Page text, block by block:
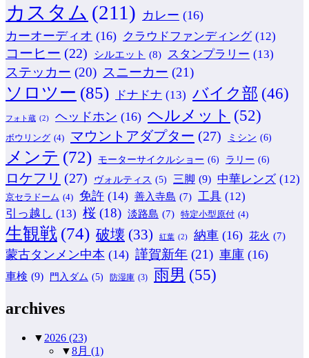
カスタム (211) カレー (16)
カーオーディオ (16) クラウドファンディング (12)
コーヒー (22) シルエット (8) スタンプラリー (13)
ステッカー (20) スニーカー (21)
ソロツー (85) ドナドナ (13) バイク部 (46)
フォト蔵 (2) ヘッドホン (16) ヘルメット (52)
ボウリング (4) マウントアダプター (27) ミシン (6)
メンテ (72) モーターサイクルショー (6) ラリー (6)
ロケフリ (27) ヴォルティス (5) 三脚 (9) 中華レンズ (12)
京セラドーム (4) 免許 (14) 善入寺島 (7) 工具 (12)
引っ越し (13) 桜 (18) 淡路島 (7) 特定小型原付 (4)
生観戦 (74) 破壊 (33) 紅葉 (2) 納車 (16) 花火 (7)
蒙古タンメン中本 (14) 謹賀新年 (21) 車庫 (16)
車検 (9) 門入ダム (5) 防湿庫 (3) 雨男 (55)
archives
▼ 2026 (23)
▼8月 (1)